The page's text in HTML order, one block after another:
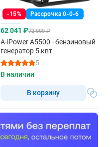
-15% Рассрочка 0-0-6
62 041 ₽72 990 ₽
A-iPower A5500 - бензиновый
генератор 5 квт
5
В наличии
В корзину